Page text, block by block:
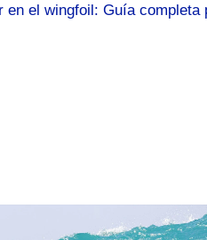
en el wingfoil: Guía completa